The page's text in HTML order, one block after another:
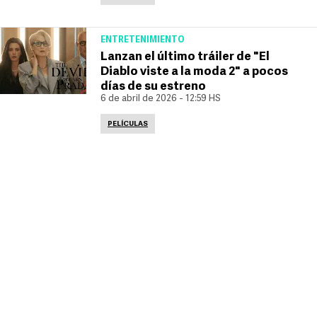
ENTRETENIMIENTO
Lanzan el último tráiler de "El
Diablo viste a la moda 2" a pocos
días de su estreno
6 de abril de 2026 - 12:59 HS
PELÍCULAS